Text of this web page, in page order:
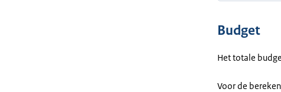
Budget
Het totale
Voor de